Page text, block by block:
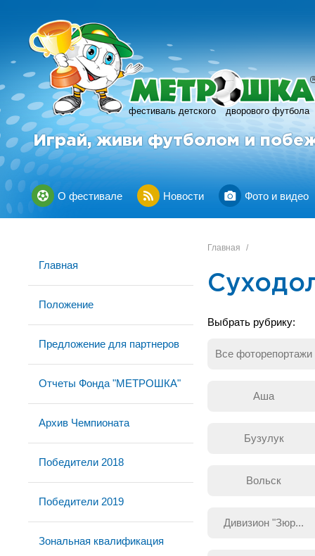
фестиваль детского дворового футбола
R
Играй, живи футболом и
О фестивале Новости Фото и видео
Главная
Положение
Предложение для партнеров
Отчеты Фонда "МЕТРОШКА"
Архив Чемпионата
Победители 2018
Победители 2019
Зональная квалификация
Главная /
Выбрать рубрику:
Все фоторепортажи
Аша
Бузулук
Вольск
Дивизион "Зюр...